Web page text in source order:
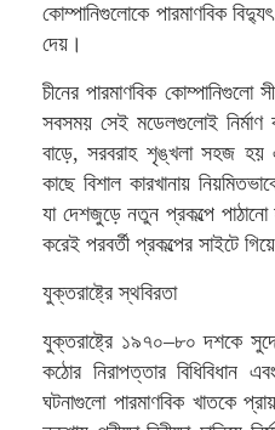
কোম্পানিগুলোকে পারমাণবিক
দেয়।
চীনের পারমাণবিক কোম্পানিগুলো
সবসময় সেই মডেলগুলোই নির্মাণ
বাড়ে, সরবরাহ শৃঙ্খলা সহজ
কাছে বিশাল কারখানায়
যা দেশজুড়ে নতুন প্রকল্পে
করেই পরবর্তী প্রকল্পের সাইটে
যুক্তরাষ্ট্রে স্থবিরতা
যুক্তরাষ্ট্রে ১৯৭০–৮০ দশকে
কঠোর নিরাপত্তার বিধিবিধান
ঘটনাগুলো পারমাণবিক খাতকে